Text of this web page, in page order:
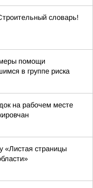
словарь!
помощи
в группе риска
на рабочем месте
«Листая страницы